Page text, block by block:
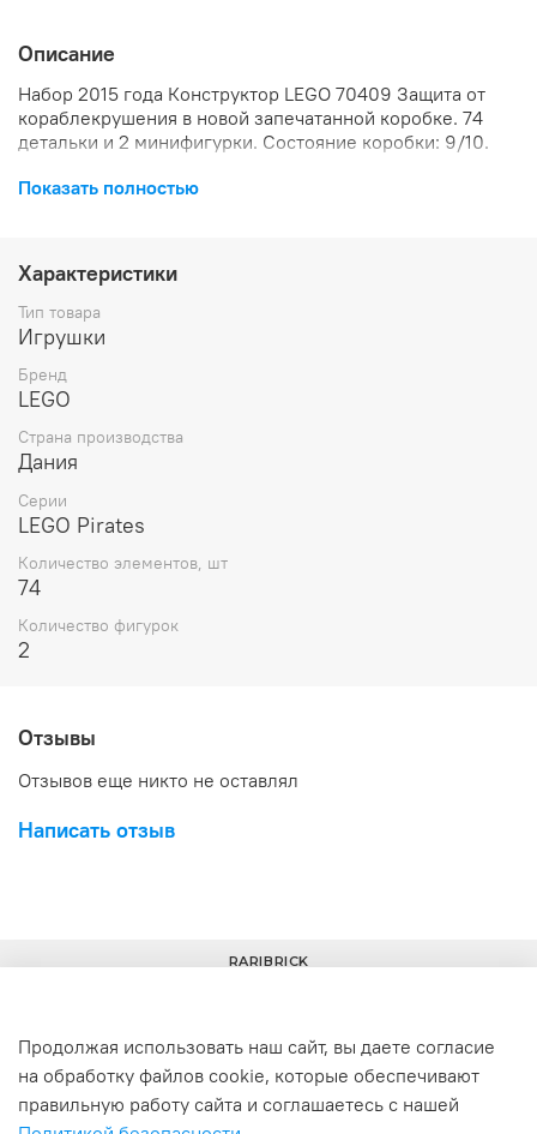
Описание
Набор 2015 года Конструктор LEGO 70409 Защита от
кораблекрушения в новой запечатанной коробке. 74
детальки и 2 минифигурки. Состояние коробки: 9/10.
Показать полностью
Характеристики
Тип товара
Игрушки
Бренд
LEGO
Страна производства
Дания
Серии
LEGO Pirates
Количество элементов, шт
74
Количество фигурок
2
Отзывы
Отзывов еще никто не оставлял
Написать отзыв
+7(977) 633-00-30
info@raribrick.ru
RARIBRICK
Продолжая использовать наш сайт, вы даете согласие
на обработку файлов cookie, которые обеспечивают
правильную работу сайта и соглашаетесь с нашей